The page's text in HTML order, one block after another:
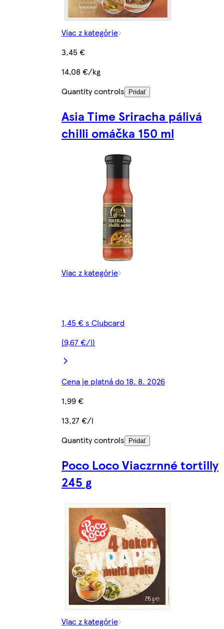
Viac z kategórie
3,45 €
14,08 €/kg
Quantity controls
Pridať
Asia Time Sriracha pálivá
chilli omáčka 150 ml
Viac z kategórie
1,45 € s Clubcard
(9,67 €/l)
Cena je platná do 18. 8. 2026
1,99 €
13,27 €/l
Quantity controls
Pridať
Poco Loco Viaczrnné tortilly
245 g
Viac z kategórie